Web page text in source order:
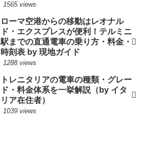
1565 views
ローマ空港からの移動はレオナル
ド・エクスプレスが便利！テルミニ
駅までの直通電車の乗り方・料金・
時刻表 by 現地ガイド
1288 views
トレニタリアの電車の種類・グレー
ド・料金体系を一挙解説（by イタ
リア在住者）
1039 views